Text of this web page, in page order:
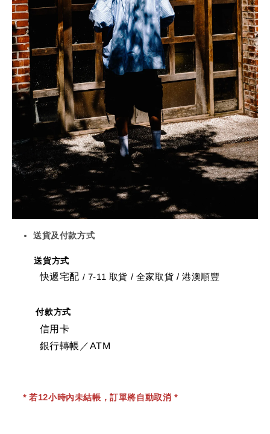
送貨及付款方式
送貨方式
快遞宅配 / 7-11 取貨 / 全家取貨 / 港澳順豐
付款方式
信用卡
銀行轉帳／ATM
* 若12小時內未結帳，訂單將自動取消 *